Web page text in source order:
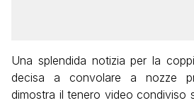
Una splendida notizia per la
decisa a convolare a nozze
dimostra il tenero video condiviso